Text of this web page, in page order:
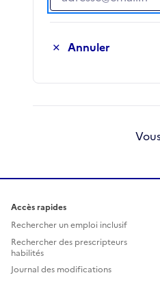
Annuler
Accès rapides
Rechercher un emploi inclusif
Rechercher des prescripteurs
habilités
Journal des modifications